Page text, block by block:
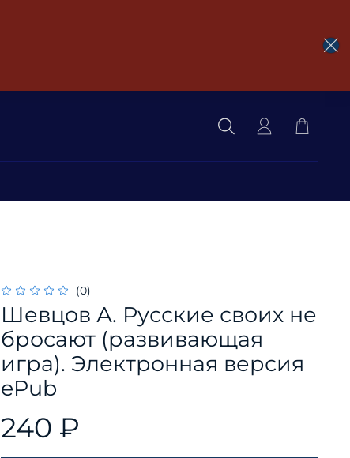
(0)
Шевцов А. Русские своих не
бросают (развивающая
игра). Электронная версия
ePub
240 ₽